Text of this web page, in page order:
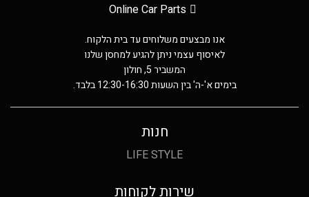
Online Car Parts
אנו מבצעים משלוחים עד בית הלקוח.
לאיסוף עצמי ניתן להגיע למחסן שלנו
המשביר 5, חולון
בימים א'-ה' בין השעות 12:30-16:30 בלבד.
חנות
LIFE STYLE
שירות לקוחות